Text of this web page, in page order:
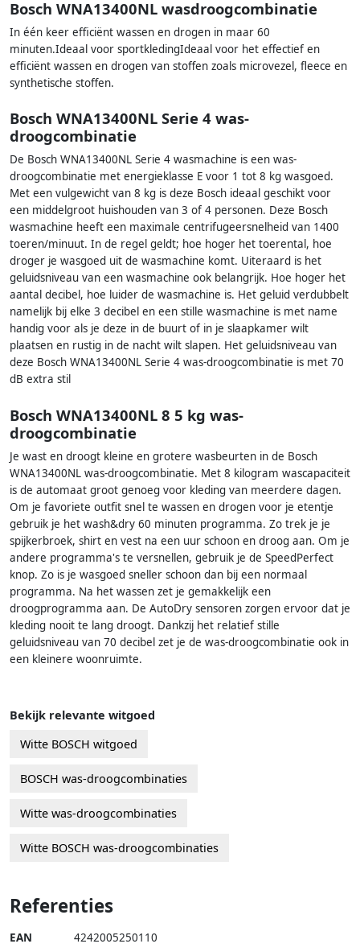
Bosch WNA13400NL wasdroogcombinatie
In één keer efficiënt wassen en drogen in maar 60
minuten.Ideaal voor sportkledingIdeaal voor het effectief en
efficiënt wassen en drogen van stoffen zoals microvezel, fleece en
synthetische stoffen.
Bosch WNA13400NL Serie 4 was-
droogcombinatie
De Bosch WNA13400NL Serie 4 wasmachine is een was-
droogcombinatie met energieklasse E voor 1 tot 8 kg wasgoed.
Met een vulgewicht van 8 kg is deze Bosch ideaal geschikt voor
een middelgroot huishouden van 3 of 4 personen. Deze Bosch
wasmachine heeft een maximale centrifugeersnelheid van 1400
toeren/minuut. In de regel geldt; hoe hoger het toerental, hoe
droger je wasgoed uit de wasmachine komt. Uiteraard is het
geluidsniveau van een wasmachine ook belangrijk. Hoe hoger het
aantal decibel, hoe luider de wasmachine is. Het geluid verdubbelt
namelijk bij elke 3 decibel en een stille wasmachine is met name
handig voor als je deze in de buurt of in je slaapkamer wilt
plaatsen en rustig in de nacht wilt slapen. Het geluidsniveau van
deze Bosch WNA13400NL Serie 4 was-droogcombinatie is met 70
dB extra stil
Bosch WNA13400NL 8 5 kg was-
droogcombinatie
Je wast en droogt kleine en grotere wasbeurten in de Bosch
WNA13400NL was-droogcombinatie. Met 8 kilogram wascapaciteit
is de automaat groot genoeg voor kleding van meerdere dagen.
Om je favoriete outfit snel te wassen en drogen voor je etentje
gebruik je het wash&dry 60 minuten programma. Zo trek je je
spijkerbroek, shirt en vest na een uur schoon en droog aan. Om je
andere programma's te versnellen, gebruik je de SpeedPerfect
knop. Zo is je wasgoed sneller schoon dan bij een normaal
programma. Na het wassen zet je gemakkelijk een
droogprogramma aan. De AutoDry sensoren zorgen ervoor dat je
kleding nooit te lang droogt. Dankzij het relatief stille
geluidsniveau van 70 decibel zet je de was-droogcombinatie ook in
een kleinere woonruimte.
Bekijk relevante witgoed
Witte BOSCH witgoed
BOSCH was-droogcombinaties
Witte was-droogcombinaties
Witte BOSCH was-droogcombinaties
Referenties
EAN 4242005250110